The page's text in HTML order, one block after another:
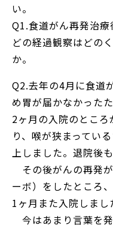
い。
Q1.食道がん再発治
どの経過観察はどの
か。
Q2.去年の4月に食道
め胃が届かなかった
2ヶ月の入院のとこ
り、喉が狭まってい
上しました。退院後
その後がんの再発
ーボ）をしたところ
1ヶ月また入院しまし
今はあまり言葉を